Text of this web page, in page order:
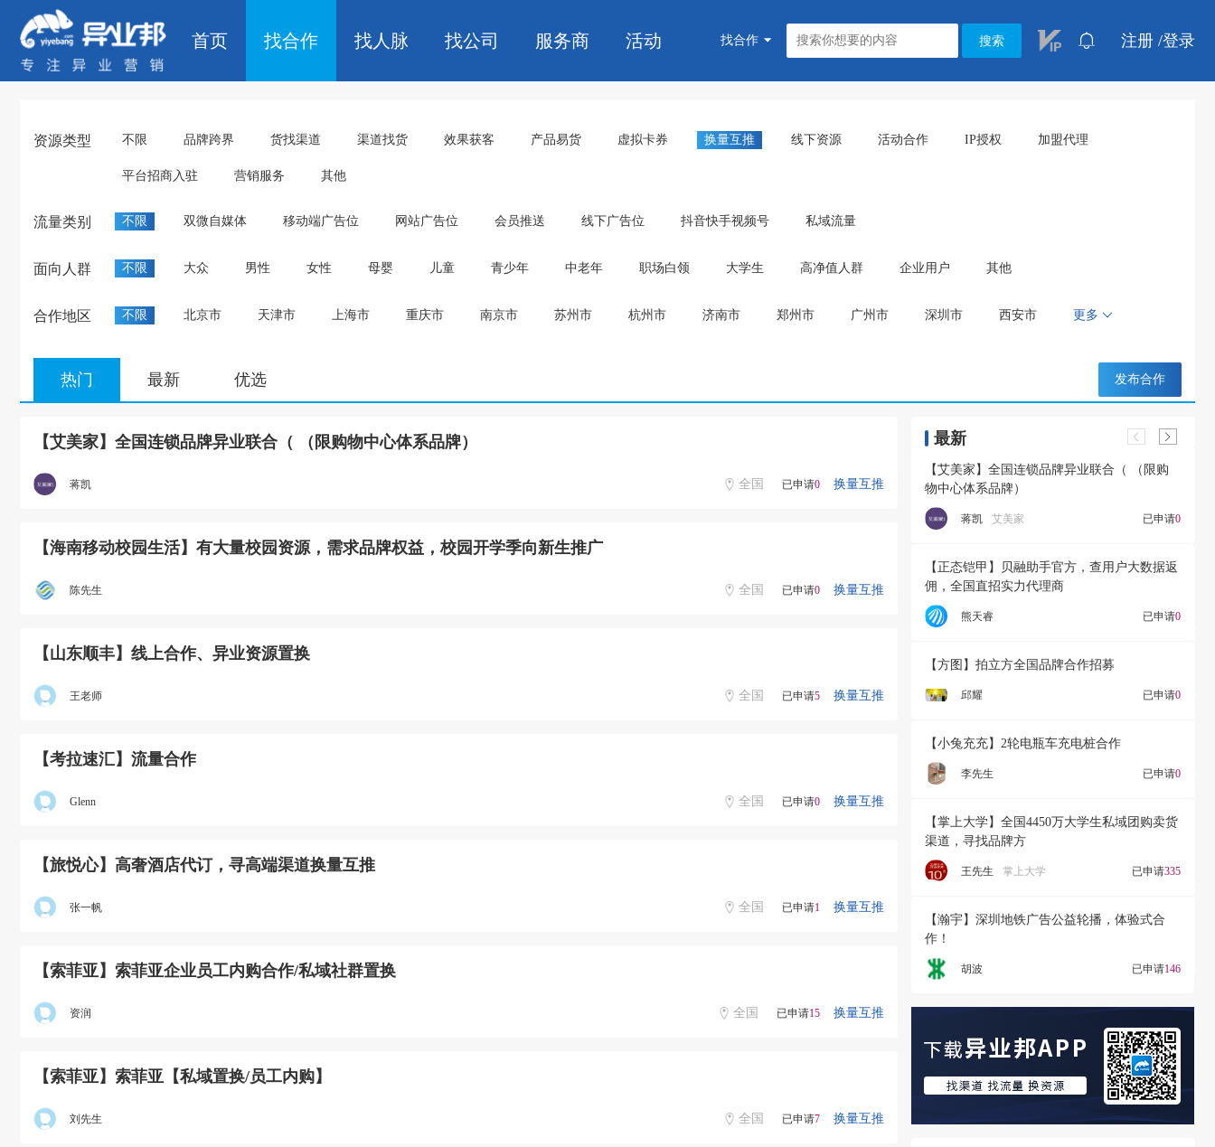
首页 找合作 找人脉 找公司 服务商 活动 找合作 搜索 注册 /登录
资源类型 不限 品牌跨界 货找渠道 渠道找货 效果获客 产品易货 虚拟卡券 换量互推 线下资源 活动合作 IP授权 加盟代理
平台招商入驻 营销服务 其他
流量类别 不限 双微自媒体 移动端广告位 网站广告位 会员推送 线下广告位 抖音快手视频号 私域流量
面向人群 不限 大众 男性 女性 母婴 儿童 青少年 中老年 职场白领 大学生 高净值人群 企业用户 其他
合作地区 不限 北京市 天津市 上海市 重庆市 南京市 苏州市 杭州市 济南市 郑州市 广州市 深圳市 西安市 更多
热门 最新 优选 发布合作
【艾美家】全国连锁品牌异业联合（ （限购物中心体系品牌）
蒋凯 全国 已申请0 换量互推
【海南移动校园生活】有大量校园资源，需求品牌权益，校园开学季向新生推广
陈先生 全国 已申请0 换量互推
【山东顺丰】线上合作、异业资源置换
王老师 全国 已申请5 换量互推
【考拉速汇】流量合作
Glenn 全国 已申请0 换量互推
【旅悦心】高奢酒店代订，寻高端渠道换量互推
张一帆 全国 已申请1 换量互推
【索菲亚】索菲亚企业员工内购合作/私域社群置换
资润 全国 已申请15 换量互推
【索菲亚】索菲亚【私域置换/员工内购】
刘先生 全国 已申请7 换量互推
最新
【艾美家】全国连锁品牌异业联合（ （限购
物中心体系品牌）
蒋凯 艾美家 已申请0
【正态铠甲】贝融助手官方，查用户大数据返
佣，全国直招实力代理商
熊天睿 已申请0
【方图】拍立方全国品牌合作招募
邱耀 已申请0
【小兔充充】2轮电瓶车充电桩合作
李先生 已申请0
【掌上大学】全国4450万大学生私域团购卖货
渠道，寻找品牌方
王先生 掌上大学 已申请335
【瀚宇】深圳地铁广告公益轮播，体验式合
作！
胡波 已申请146